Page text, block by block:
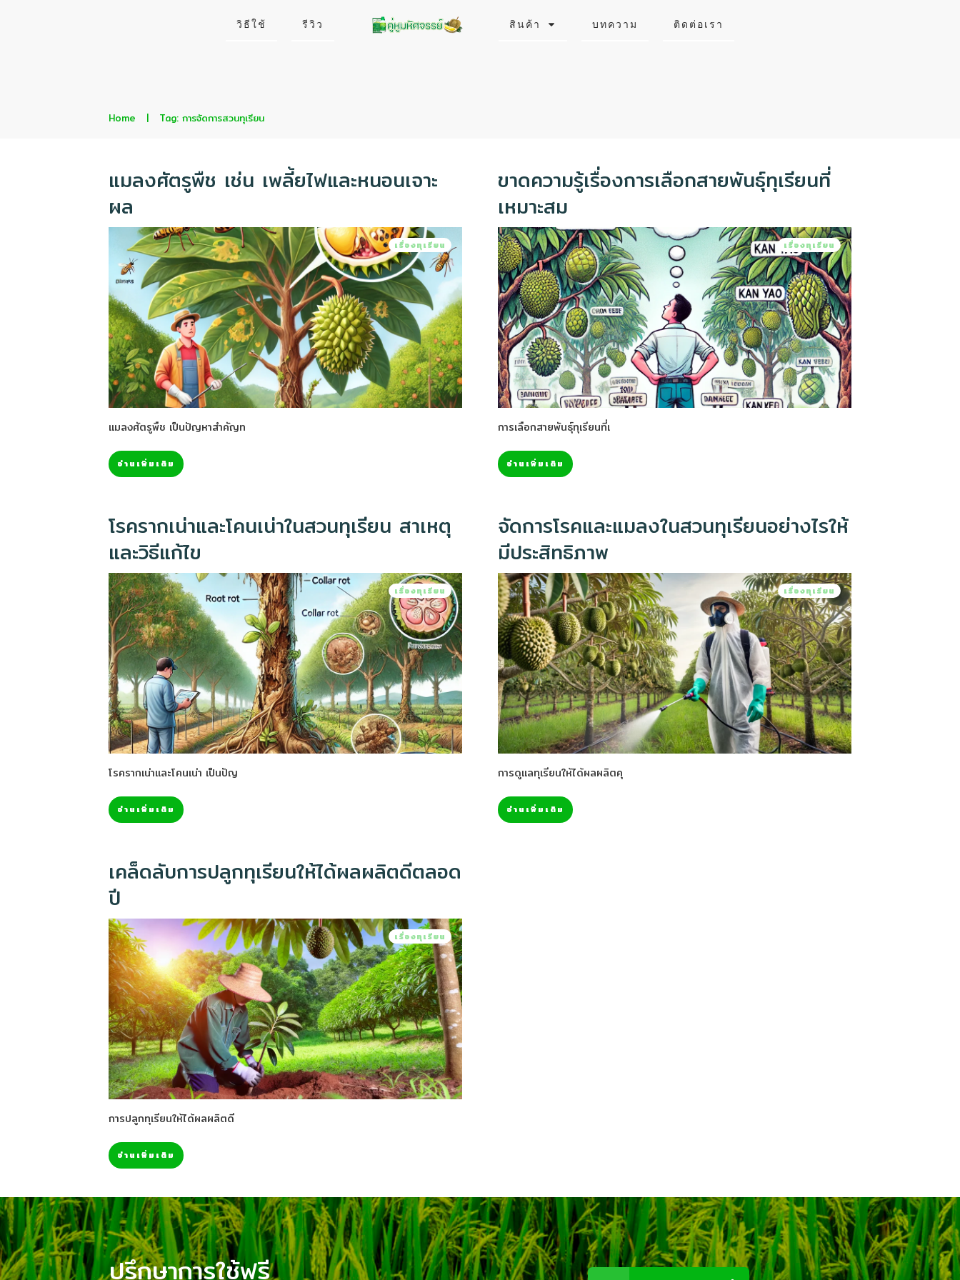
วิธีใช้ รีวิว สินค้า บทความ ติดต่อเรา
Home | Tag: การจัดการสวนทุเรียน
แมลงศัตรูพืช เช่น เพลี้ยไฟและหนอนเจาะ
ผล
เรื่องทุเรียน
แมลงศัตรูพืช เป็นปัญหาสำคัญท
อ่านเพิ่มเติม
ขาดความรู้เรื่องการเลือกสายพันธุ์ทุเรียนที่
เหมาะสม
เรื่องทุเรียน
การเลือกสายพันธุ์ทุเรียนที่เ
อ่านเพิ่มเติม
โรครากเน่าและโคนเน่าในสวนทุเรียน สาเหตุ
และวิธีแก้ไข
เรื่องทุเรียน
โรครากเน่าและโคนเน่า เป็นปัญ
อ่านเพิ่มเติม
จัดการโรคและแมลงในสวนทุเรียนอย่างไรให้
มีประสิทธิภาพ
เรื่องทุเรียน
การดูแลทุเรียนให้ได้ผลผลิตคุ
อ่านเพิ่มเติม
เคล็ดลับการปลูกทุเรียนให้ได้ผลผลิตดีตลอด
ปี
เรื่องทุเรียน
การปลูกทุเรียนให้ได้ผลผลิตดี
อ่านเพิ่มเติม
ปรึกษาการใช้ฟรี